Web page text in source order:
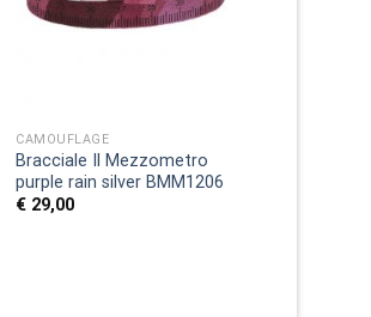
CAMOUFLAGE
Bracciale Il Mezzometro
purple rain silver BMM1206
€ 29,00